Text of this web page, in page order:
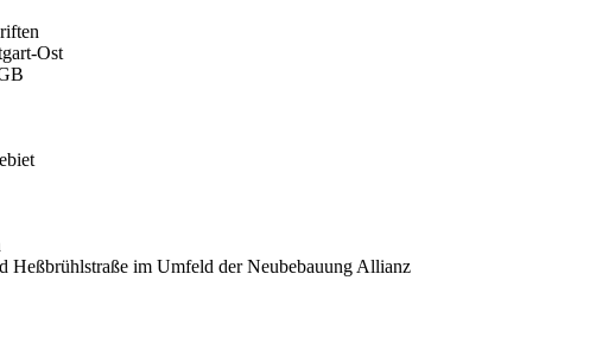
Ost
Heßbrühlstraße im Umfeld der Neubebauung Allianz